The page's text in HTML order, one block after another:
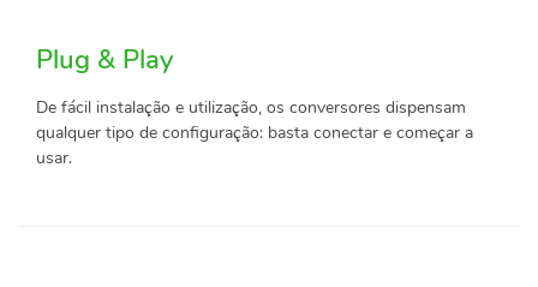
Plug & Play
De fácil instalação e utilização, os conversores dispensam
qualquer tipo de configuração: basta conectar e começar a
usar.